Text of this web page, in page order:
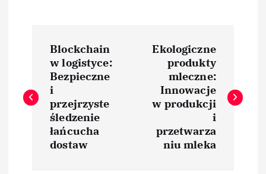
w
Blockchain
w logistyce:
Bezpieczne
i
przejrzyste
śledzenie
łańcucha
dostaw
Ekologiczne
produkty
mleczne:
Innowacje
w produkcji
i
przetwarza
niu mleka